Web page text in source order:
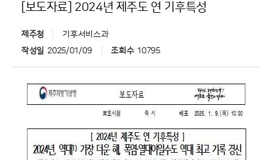
[보도자료] 2024년 제주도 연 기후특성
제주청
기후서비스과
작성일 2025/01/09 조회수 10795